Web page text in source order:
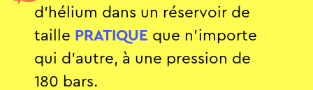
d’hélium dans un réservoir de
taille PRATIQUE que n’importe
qui d’autre, à une pression de
180 bars.